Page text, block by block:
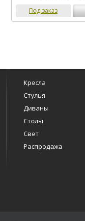
Под заказ
Кресла
Стулья
Диваны
Столы
Свет
Распродажа